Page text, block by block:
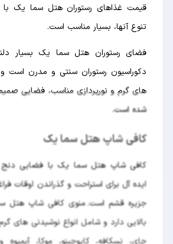
قیمت غذاهای رستوران هتل سما یک
تنوع آنها، بسیار مناسب است.
فضای رستوران هتل سما یک بسیار
دکوراسیون رستوران سنتی و مدرن است و
های گرم و نورپردازی مناسب، فضایی
شده است.
کافی شاپ هتل سما یک
کافی شاپ هتل سما یک با فضایی دنج
ایده آل برای استراحت و گذراندن اوقات
جزیره قشم است. منوی کافی شاپ هتل
بالایی دارد و شامل انواع نوشیدنی های
چای، نسکافه، کاپوچینو، موکا،